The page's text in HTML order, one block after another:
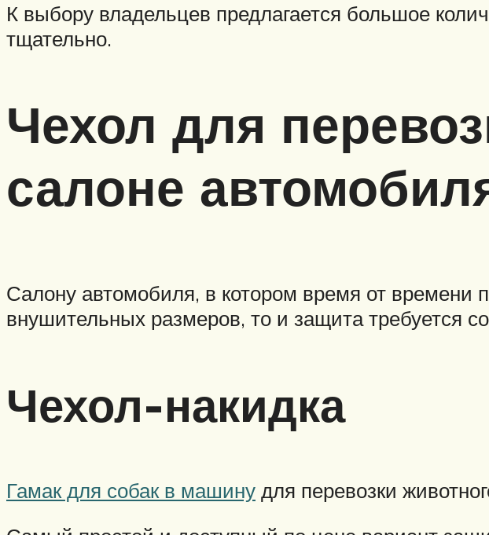
К выбору владельцев предлагается большое
тщательно.
Чехол для
салоне
Салону автомобиля, в котором время от времени
внушительных размеров, то и защита требуется
Чехол-накидка
Гамак для собак в машину для перевозки